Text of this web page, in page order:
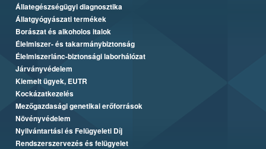
Állategészségügyi diagnosztika
Állatgyógyászati termékek
Borászat és alkoholos italok
Élelmiszer- és takarmánybiztonság
Élelmiszerlánc-biztonsági laborhálózat
Járványvédelem
Kiemelt ügyek, EUTR
Kockázatkezelés
Mezőgazdasági genetikai erőforrások
Növényvédelem
Nyilvántartási és Felügyeleti Díj
Rendszerszervezés és felügyelet